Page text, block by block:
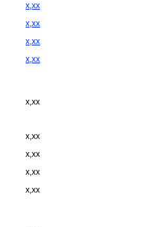
x,xx
x,xx
x,xx
x,xx
x,xx
x,xx
x,xx
x,xx
x,xx